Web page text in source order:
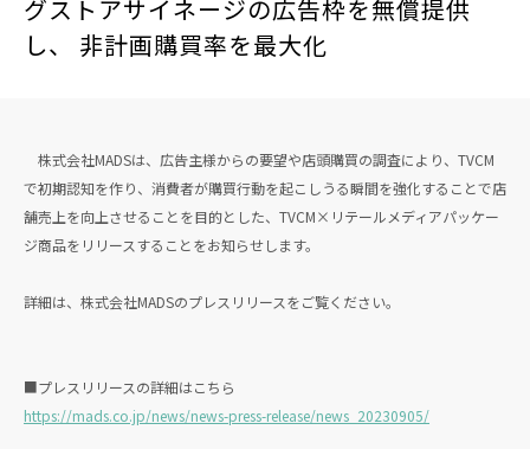
Future
Life
グストアサイネージの広告枠を無償提供
し、 非計画購買率を最大化
株式会社MADSは、広告主様からの要望や店頭購買の調査により、TVCM
で初期認知を作り、消費者が購買行動を起こしうる瞬間を強化することで店
舗売上を向上させることを目的とした、TVCM×リテールメディアパッケー
ジ商品をリリースすることをお知らせします。
詳細は、株式会社MADSのプレスリリースをご覧ください。
■プレスリリースの詳細はこちら
https://mads.co.jp/news/news-press-release/news_20230905/